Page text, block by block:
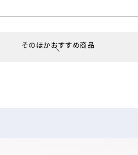
そのほかおすすめ商品